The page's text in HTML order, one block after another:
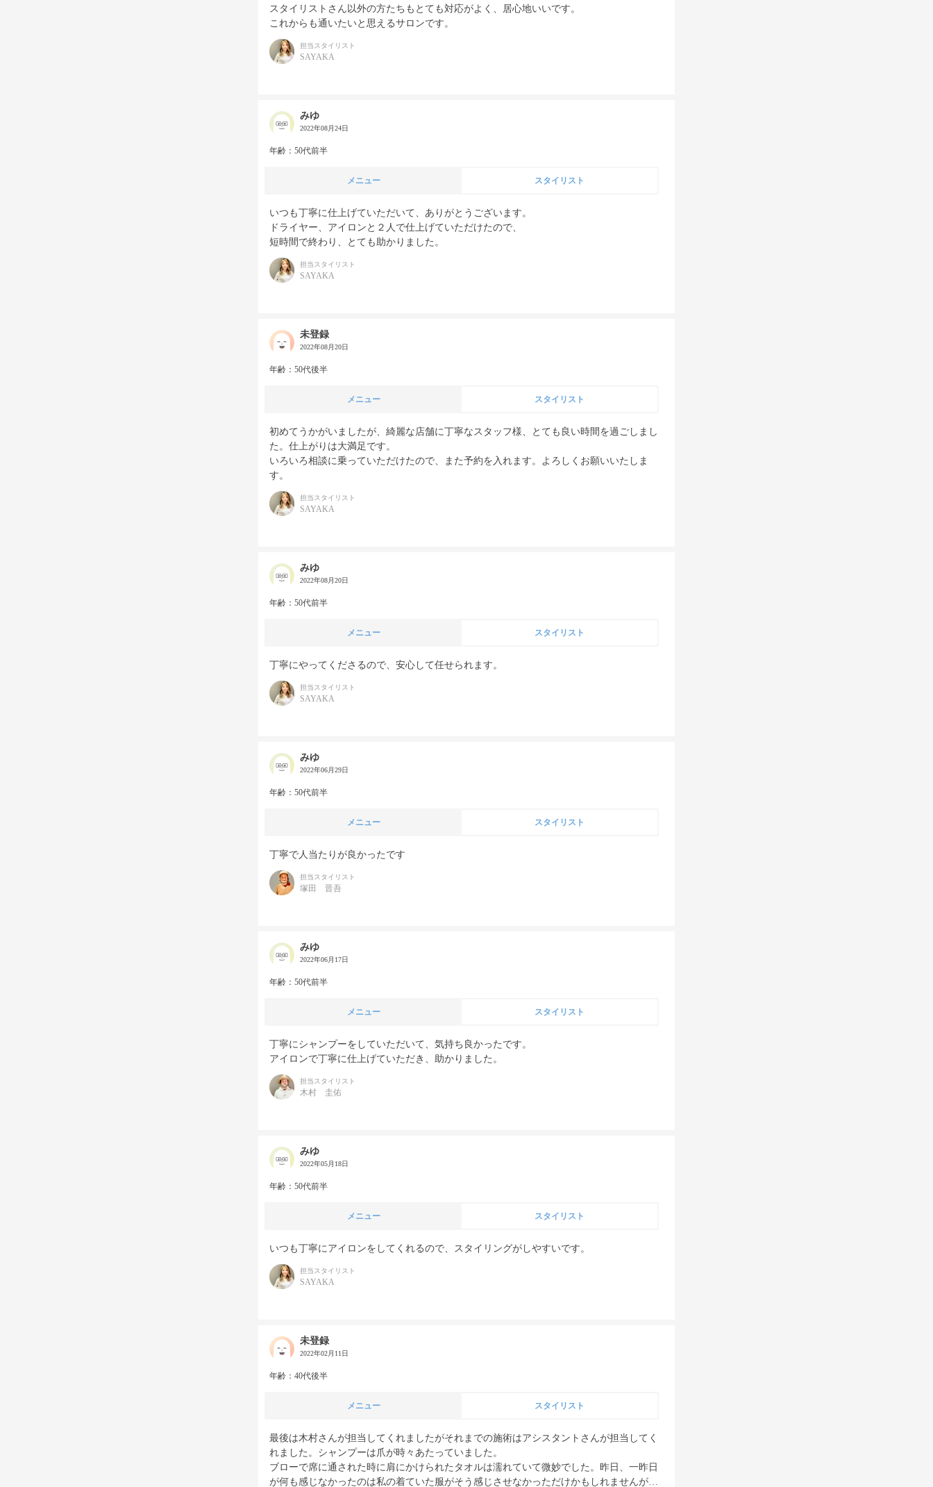
スタイリストさん以外の方たちもとても対応がよく、居心地いいです。
これからも通いたいと思えるサロンです。
担当スタイリスト
SAYAKA
みゆ
2022年08月24日
年齢：50代前半
メニュー スタイリスト
いつも丁寧に仕上げていただいて、ありがとうございます。
ドライヤー、アイロンと２人で仕上げていただけたので、
短時間で終わり、とても助かりました。
担当スタイリスト
SAYAKA
未登録
2022年08月20日
年齢：50代後半
メニュー スタイリスト
初めてうかがいましたが、綺麗な店舗に丁寧なスタッフ様、とても良い時間を過ごしまし
た。仕上がりは大満足です。
いろいろ相談に乗っていただけたので、また予約を入れます。よろしくお願いいたしま
す。
担当スタイリスト
SAYAKA
みゆ
2022年08月20日
年齢：50代前半
メニュー スタイリスト
丁寧にやってくださるので、安心して任せられます。
担当スタイリスト
SAYAKA
みゆ
2022年06月29日
年齢：50代前半
メニュー スタイリスト
丁寧で人当たりが良かったです
担当スタイリスト
塚田 晋吾
みゆ
2022年06月17日
年齢：50代前半
メニュー スタイリスト
丁寧にシャンプーをしていただいて、気持ち良かったです。
アイロンで丁寧に仕上げていただき、助かりました。
担当スタイリスト
木村 圭佑
みゆ
2022年05月18日
年齢：50代前半
メニュー スタイリスト
いつも丁寧にアイロンをしてくれるので、スタイリングがしやすいです。
担当スタイリスト
SAYAKA
未登録
2022年02月11日
年齢：40代後半
メニュー スタイリスト
最後は木村さんが担当してくれましたがそれまでの施術はアシスタントさんが担当してく
れました。シャンプーは爪が時々あたっていました。
ブローで席に通された時に肩にかけられたタオルは濡れていて微妙でした。昨日、一昨日
が何も感じなかったのは私の着ていた服がそう感じさせなかっただけかもしれませんが…